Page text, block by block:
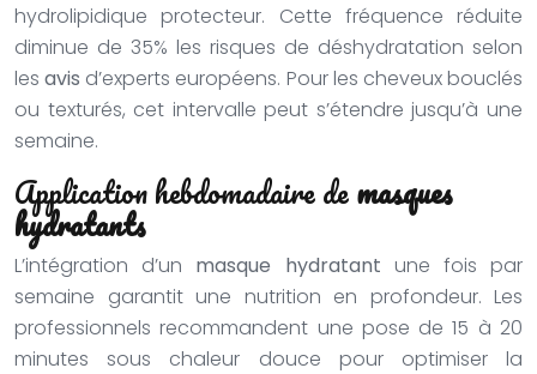
hydrolipidique protecteur. Cette fréquence réduite
diminue de 35% les risques de déshydratation selon
lesavis d’experts européens. Pour les cheveux bouclés
ou texturés, cet intervalle peut s’étendre jusqu’à une
semaine.
Application hebdomadaire demasques
hydratants
L’intégration d’un masque hydratant une fois par
semaine garantit une nutrition en profondeur. Les
professionnels recommandent une pose de 15 à 20
minutes sous chaleur douce pour optimiser la